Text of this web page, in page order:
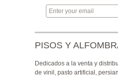
PISOS Y
Dedicados a la venta y
de vinil, pasto artificial,